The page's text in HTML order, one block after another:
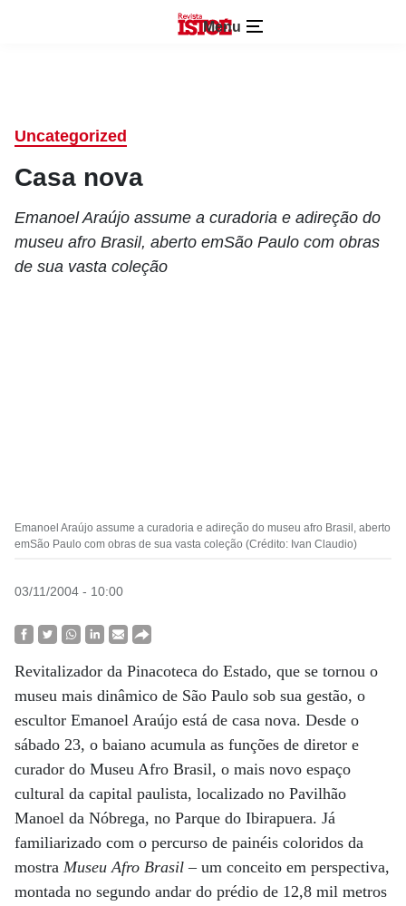
Menu
Uncategorized
Casa nova
Emanoel Araújo assume a curadoria e adireção do
museu afro Brasil, aberto emSão Paulo com obras
de sua vasta coleção
Emanoel Araújo assume a curadoria e adireção do museu afro Brasil, aberto
emSão Paulo com obras de sua vasta coleção (Crédito: Ivan Claudio)
03/11/2004 - 10:00
Revitalizador da Pinacoteca do Estado, que se tornou o
museu mais dinâmico de São Paulo sob sua gestão, o
escultor Emanoel Araújo está de casa nova. Desde o
sábado 23, o baiano acumula as funções de diretor e
curador do Museu Afro Brasil, o mais novo espaço
cultural da capital paulista, localizado no Pavilhão
Manoel da Nóbrega, no Parque do Ibirapuera. Já
familiarizado com o percurso de painéis coloridos da
mostra Museu Afro Brasil– um conceito em perspectiva,
montada no segundo andar do prédio de 12,8 mil metros